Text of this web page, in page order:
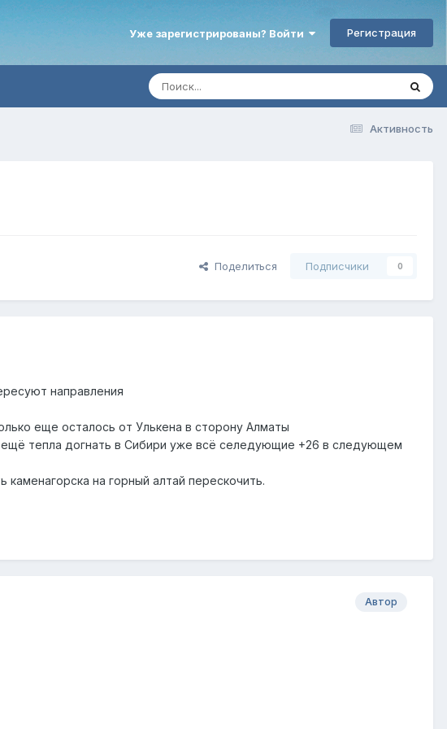
Уже зарегистрированы? Войти Регистрация
Активность
Поделиться Подписчики 0
направления
еще осталось от Улькена в сторону Алматы
тепла догнать в Сибири уже всё селедующие +26 в следующем
на горный алтай перескочить.
Автор